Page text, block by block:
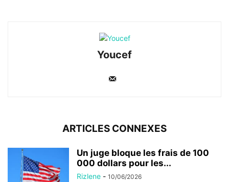
Youcef
ARTICLES CONNEXES
Un juge bloque les frais de 100
000 dollars pour les...
Rizlene - 10/06/2026